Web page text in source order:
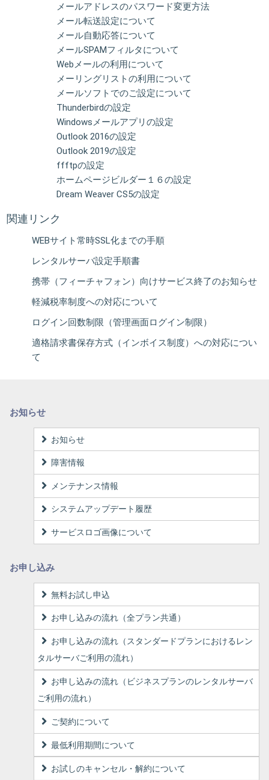
メールアドレスのパスワード変更方法
メール転送設定について
メール自動応答について
メールSPAMフィルタについて
Webメールの利用について
メーリングリストの利用について
メールソフトでのご設定について
Thunderbirdの設定
Windowsメールアプリの設定
Outlook 2016の設定
Outlook 2019の設定
ffftpの設定
ホームページビルダー１６の設定
Dream Weaver CS5の設定
関連リンク
WEBサイト常時SSL化までの手順
レンタルサーバ設定手順書
携帯（フィーチャフォン）向けサービス終了のお知らせ
軽減税率制度への対応について
ログイン回数制限（管理画面ログイン制限）
適格請求書保存方式（インボイス制度）への対応につい
て
お知らせ
お知らせ
障害情報
メンテナンス情報
システムアップデート履歴
サービスロゴ画像について
お申し込み
無料お試し申込
お申し込みの流れ（全プラン共通）
お申し込みの流れ（スタンダードプランにおけるレン
タルサーバご利用の流れ）
お申し込みの流れ（ビジネスプランのレンタルサーバ
ご利用の流れ）
ご契約について
最低利用期間について
お試しのキャンセル・解約について